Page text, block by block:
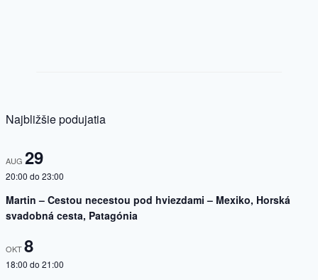
Najbližšie podujatia
AUG 29
20:00 do 23:00
Martin – Cestou necestou pod hviezdami – Mexiko, Horská
svadobná cesta, Patagónia
OKT8
18:00 do 21:00